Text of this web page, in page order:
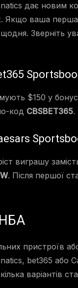
дає новим
Якщо ваша
Зверніть
$150 у
код CBSBET365.
виграшу
. Після першої
пристроїв
bet365 або
варіантів